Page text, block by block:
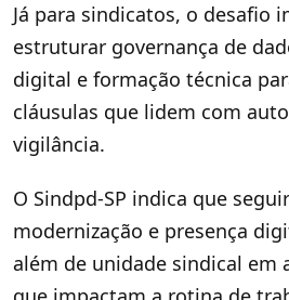
Já para sindicatos, o desafio
estruturar governança de
digital e formação técnica
cláusulas que lidem com
vigilância.
O Sindpd-SP indica que
modernização e presença
além de unidade sindical em